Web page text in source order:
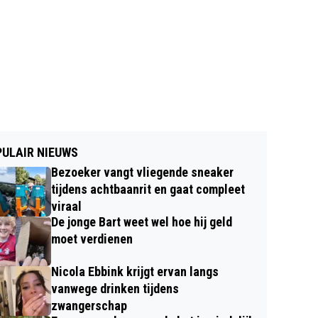
NIEUWS
Bezoeker vangt vliegende sneaker
tijdens achtbaanrit en gaat compleet
viraal
De jonge Bart weet wel hoe hij geld
moet verdienen
Nicola Ebbink krijgt ervan langs
vanwege drinken tijdens
zwangerschap